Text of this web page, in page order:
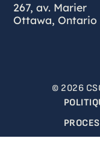
267, av. Marier
Ottawa, Ontario
© 2026